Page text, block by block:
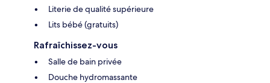
Literie de qualité supérieure
Lits bébé (gratuits)
Rafraîchissez-vous
Salle de bain privée
Douche hydromassante